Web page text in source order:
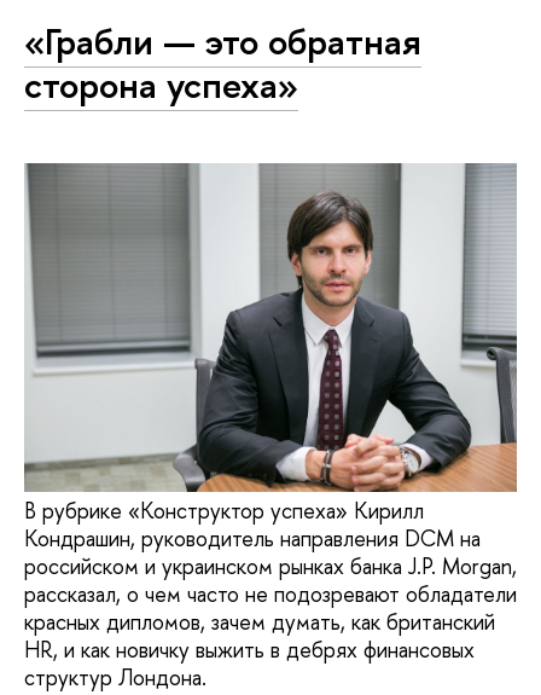
«Грабли — это обратная
сторона успеха»
В рубрике «Конструктор успеха» Кирилл
Кондрашин, руководитель направления DCM на
российском и украинском рынках банка J.P. Morgan,
рассказал, о чем часто не подозревают обладатели
красных дипломов, зачем думать, как британский
HR, и как новичку выжить в дебрях финансовых
структур Лондона.